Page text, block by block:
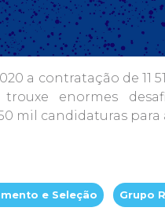
a contratação de 11
enormes
mil candidaturas para
e Seleção Grupo